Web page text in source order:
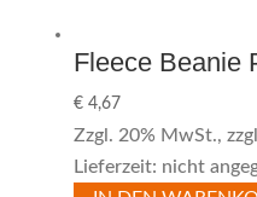
Fleece Beanie
€4,67
Zzgl. 20% MwSt.,
Lieferzeit: nicht